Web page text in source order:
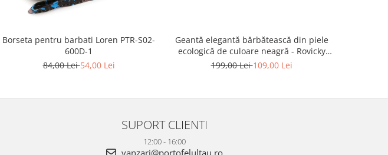
Borseta pentru barbati Loren PTR-S02-
600D-1
84,00 Lei54,00 Lei
Geantă elegantă bărbătească din piele
ecologică de culoare neagră - Rovicky
PTR-R-SDR-05-1686
199,00 Lei109,00 Lei
SUPORT CLIENTI
12:00 - 16:00
vanzari@portofelultau.ro